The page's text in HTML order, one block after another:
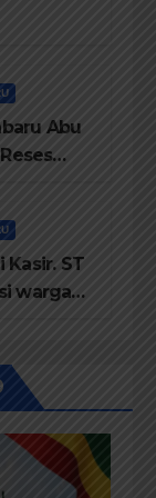
Abu
Kasir. ST
warga